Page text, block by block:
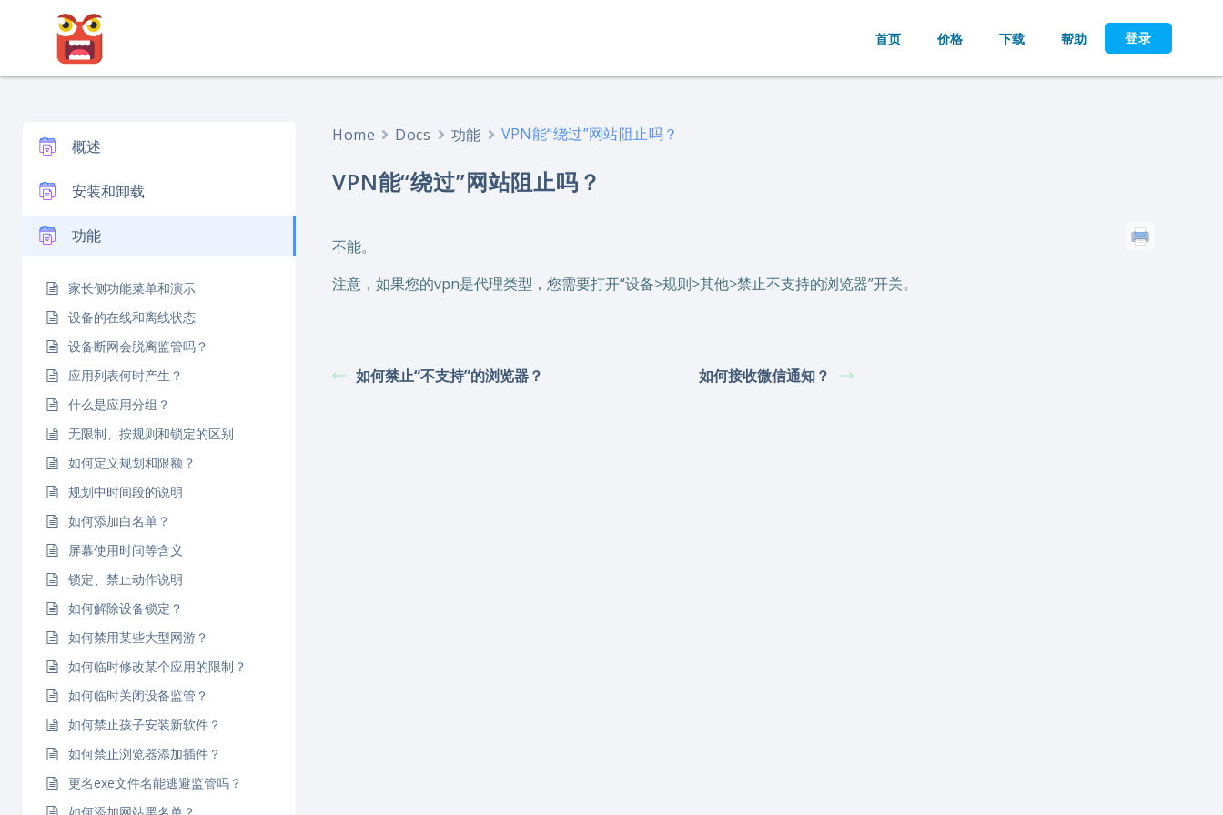
内
首页 价格 下载 帮助 登录
概述
安装和卸载
功能
家长侧功能菜单和演示
设备的在线和离线状态
设备断网会脱离监管吗？
应用列表何时产生？
什么是应用分组？
无限制、按规则和锁定的区别
如何定义规划和限额？
规划中时间段的说明
如何添加白名单？
屏幕使用时间等含义
锁定、禁止动作说明
如何解除设备锁定？
如何禁用某些大型网游？
如何临时修改某个应用的限制？
如何临时关闭设备监管？
如何禁止孩子安装新软件？
如何禁止浏览器添加插件？
更名exe文件名能逃避监管吗？
Home Docs 功能 VPN能“绕过”网站阻止吗？
VPN能“绕过”网站阻止吗？
不能。
注意，如果您的vpn是代理类型，您需要打开“设备>规则>其他>禁止不支持的浏览器”开关。
如何禁止“不支持”的浏览器？ 如何接收微信通知？